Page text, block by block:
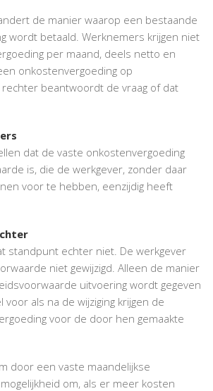
de manier waarop een bestaande
wordt betaald. Werknemers krijgen niet
per maand, deels netto en
onkostenvergoeding op
rechter beantwoordt de vraag of dat
dat de vaste onkostenvergoeding
is, die de werkgever, zonder daar
voor te hebben, eenzijdig heeft
standpunt echter niet. De werkgever
niet gewijzigd. Alleen de manier
uitvoering wordt gegeven
als na de wijziging krijgen de
voor de door hen gemaakte
door een vaste maandelijkse
om, als er meer kosten